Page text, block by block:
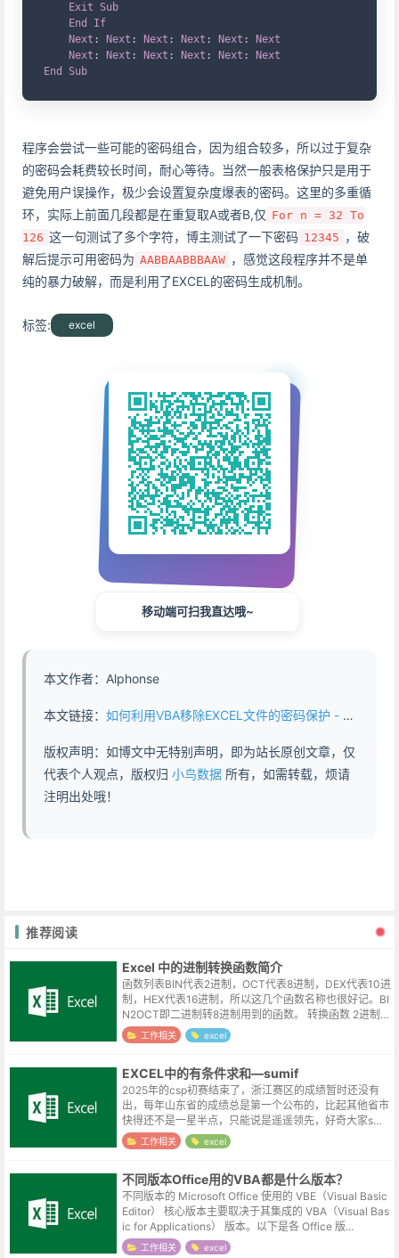
Exit
Sub
End
If
Next : Next : Next : Next : Next :
Next
Next : Next : Next : Next : Next :
Next
End
Sub
程序会尝试一些可能的密码组合，因为组合较多，所以过于复杂
的密码会耗费较长时间，耐心等待。当然一般表格保护只是用于
避免用户误操作，极少会设置复杂度爆表的密码。这里的多重循
环，实际上前面几段都是在重复取A或者B,仅 For n = 32 To
126 这一句测试了多个字符，博主测试了一下密码 12345 ，破
解后提示可用密码为 AABBAABBBAAW ，感觉这段程序并不是单
纯的暴力破解，而是利用了EXCEL的密码生成机制。
标签: excel
移动端可扫我直达哦~
本文作者：Alphonse
本文链接： 如何利用VBA移除EXCEL文件的密码保护 - https://www.abddb.com/How_to_use_VBA_to_remove_password_protection_from_Excel_files.html
版权声明：如博文中无特别声明，即为站长原创文章，仅
代表个人观点，版权归 小鸟数据 所有，如需转载，烦请
注明出处哦！
推荐阅读
Excel 中的进制转换函数简介
函数列表BIN代表2进制，OCT代表8进制，DEX代表10进
制，HEX代表16进制，所以这几个函数名称也很好记。BI
N2OCT即二进制转8进制用到的函数。 转换函数 2进制 8
进制 10进制 ...
工作相关 excel
EXCEL中的有条件求和—sumif
2025年的csp初赛结束了，浙江赛区的成绩暂时还没有
出，每年山东省的成绩总是第一个公布的，比起其他省市
快得还不是一星半点，只能说是遥遥领先，好奇大家s级
的成绩怎么样，所以就下载了某地的表格，想看一下高于
60分的大概有多少人。因为数据...
工作相关 excel
不同版本Office用的VBA都是什么版本？
不同版本的 Microsoft Office 使用的 VBE（Visual Basic
Editor） 核心版本主要取决于其集成的 VBA（Visual Bas
ic for Applications） 版本。以下是各 Office 版...
工作相关 excel